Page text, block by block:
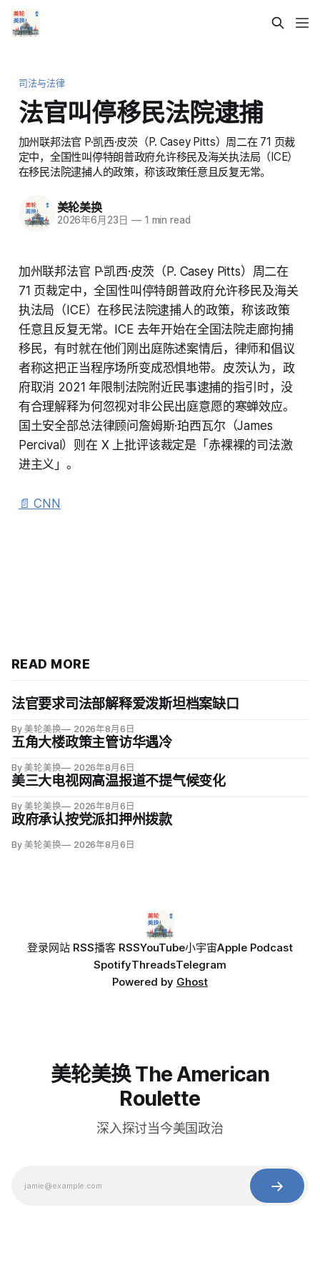
司法与法律
法官叫停移民法院逮捕
加州联邦法官 P·凯西·皮茨（P. Casey Pitts）周二在 71 页裁
定中，全国性叫停特朗普政府允许移民及海关执法局（ICE）
在移民法院逮捕人的政策，称该政策任意且反复无常。
美轮美换
2026年6月23日 —1 min read
加州联邦法官 P·凯西·皮茨（P. Casey Pitts）周二在
71 页裁定中，全国性叫停特朗普政府允许移民及海关
执法局（ICE）在移民法院逮捕人的政策，称该政策
任意且反复无常。ICE 去年开始在全国法院走廊拘捕
移民，有时就在他们刚出庭陈述案情后，律师和倡议
者称这把正当程序场所变成恐惧地带。皮茨认为，政
府取消 2021 年限制法院附近民事逮捕的指引时，没
有合理解释为何忽视对非公民出庭意愿的寒蝉效应。
国土安全部总法律顾问詹姆斯·珀西瓦尔（James
Percival）则在 X 上批评该裁定是「赤裸裸的司法激
进主义」。
📄 CNN
READ MORE
法官要求司法部解释爱泼斯坦档案缺口
By 美轮美换 2026年8月6日
五角大楼政策主管访华遇冷
By 美轮美换 2026年8月6日
美三大电视网高温报道不提气候变化
By 美轮美换 2026年8月6日
政府承认按党派扣押州拨款
By 美轮美换 2026年8月6日
登录网站 RSS播客 RSSYouTube小宇宙Apple Podcast
SpotifyThreadsTelegram
Powered by Ghost
美轮美换 The American
Roulette
深入探讨当今美国政治